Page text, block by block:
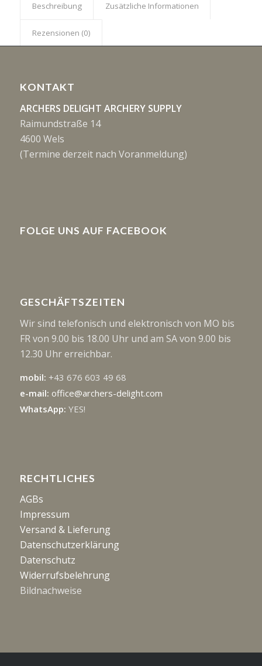
Beschreibung Zusätzliche Informationen
Rezensionen (0)
KONTAKT
ARCHERS DELIGHT ARCHERY SUPPLY
Raimundstraße 14
4600 Wels
(Termine derzeit nach Voranmeldung)
FOLGE UNS AUF FACEBOOK
GESCHÄFTSZEITEN
Wir sind telefonisch und elektronisch von MO bis
FR von 9.00 bis 18.00 Uhr und am SA von 9.00 bis
12.30 Uhr erreichbar.
mobil: +43 676 603 49 68
e-mail: office@archers-delight.com
WhatsApp: YES!
RECHTLICHES
AGBs
Impressum
Versand & Lieferung
Datenschutzerklärung
Datenschutz
Widerrufsbelehrung
Bildnachweise